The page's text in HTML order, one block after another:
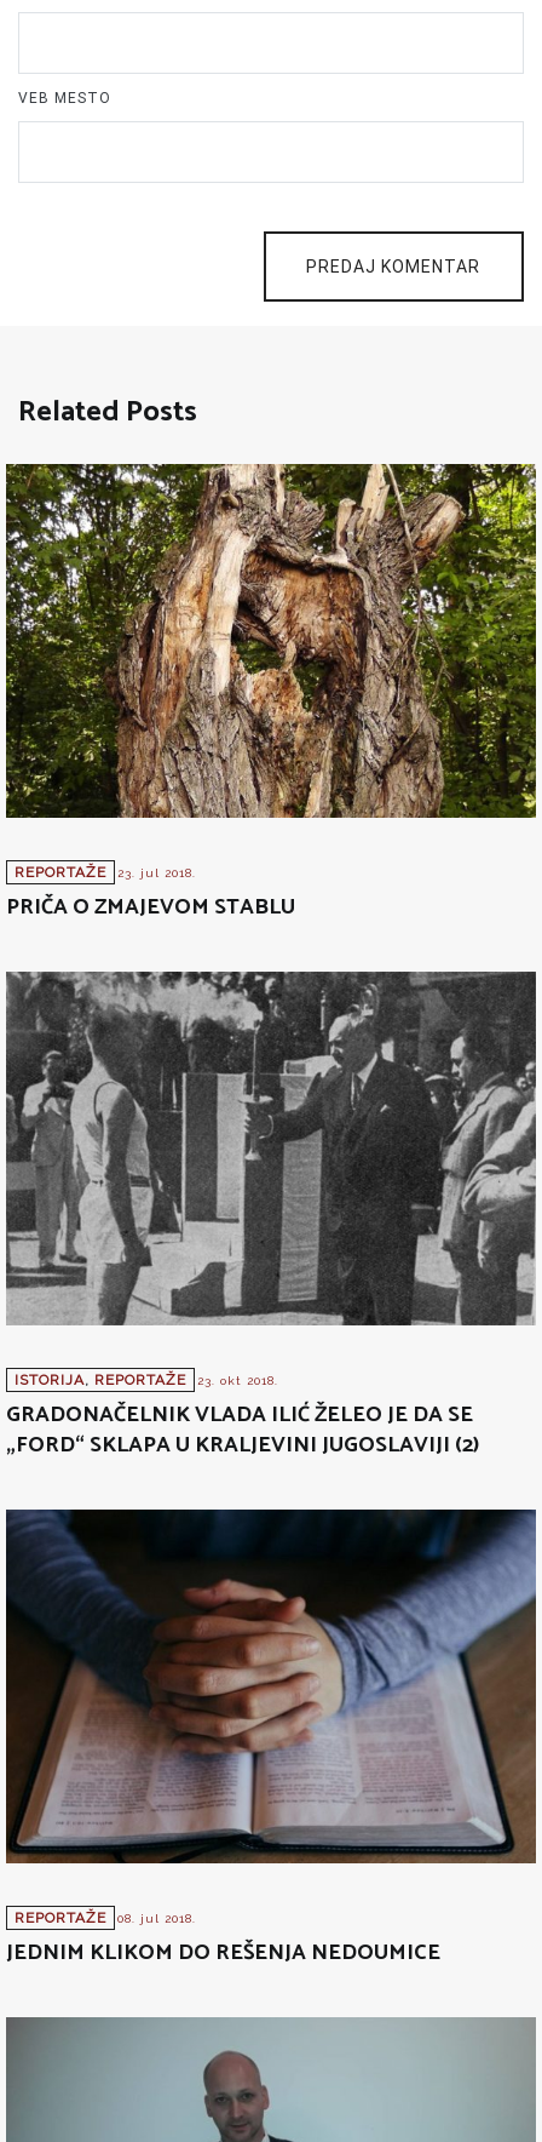
VEB MESTO
PREDAJ KOMENTAR
Related Posts
REPORTAŽE 23. jul 2018.
PRIČA O ZMAJEVOM STABLU
ISTORIJA, REPORTAŽE 23. okt 2018.
GRADONAČELNIK VLADA ILIĆ ŽELEO JE DA SE
„FORD“ SKLAPA U KRALJEVINI JUGOSLAVIJI (2)
REPORTAŽE 08. jul 2018.
JEDNIM KLIKOM DO REŠENJA NEDOUMICE